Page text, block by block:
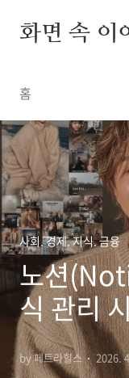
화면 속 이
홈
사회. 경제. 지식. 금융
노션
식 관리
기록, 업
by 페트라힐스 2026.